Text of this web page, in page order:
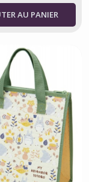
AU PANIER